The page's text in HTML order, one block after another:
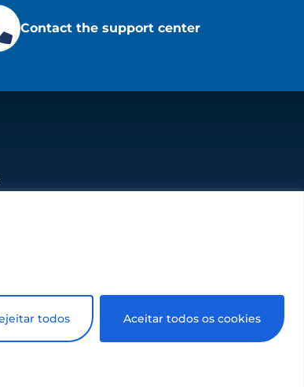
todos Aceitar todos os cookies
Contact the support center
rights